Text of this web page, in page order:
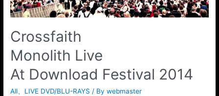
Crossfaith
Monolith Live
At Download Festival 2014
All、 LIVE DVD/BLU-RAYS / Bywebmaster